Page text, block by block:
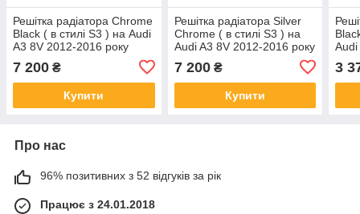
Решітка радіатора Chrome
Black ( в стилі S3 ) на Audi
A3 8V 2012-2016 року
7 200 ₴
Купити
Решітка радіатора Silver
Chrome ( в стилі S3 ) на
Audi A3 8V 2012-2016 року
7 200₴
Купити
3
Про нас
96% позитивних з 52 відгуків за рік
Працює з 24.01.2018